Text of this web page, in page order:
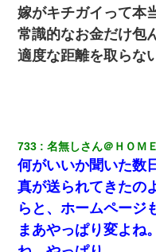
【画像】女の子「お母さん
選ばれたの！絶対見に来て
りウワキしてたんだな…」
男「ウワキ女！」
【まぬけ】夫「離婚だ！」
だ！」私「いいけど弁護士
デパートの外商『私さんだ
嫁がキチガイって本
常識的なお金だけ包
適度な距離を取らな
733 名無しさん＠ＨＯＭＥ
何がいいか聞いた数
真が送られてきたの
らと、ホームページ
まあやっぱり変よね